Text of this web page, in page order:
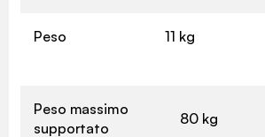
Peso 11 kg
Peso massimo
supportato
80 kg